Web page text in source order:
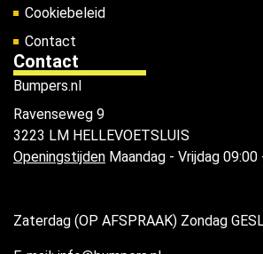
Cookiebeleid
Contact
Contact
Bumpers.nl
Ravenseweg 9
3223 LM HELLEVOETSLUIS
Openingstijden Maandag - Vrijdag 09:00
Zaterdag (OP AFSPRAAK) Zondag